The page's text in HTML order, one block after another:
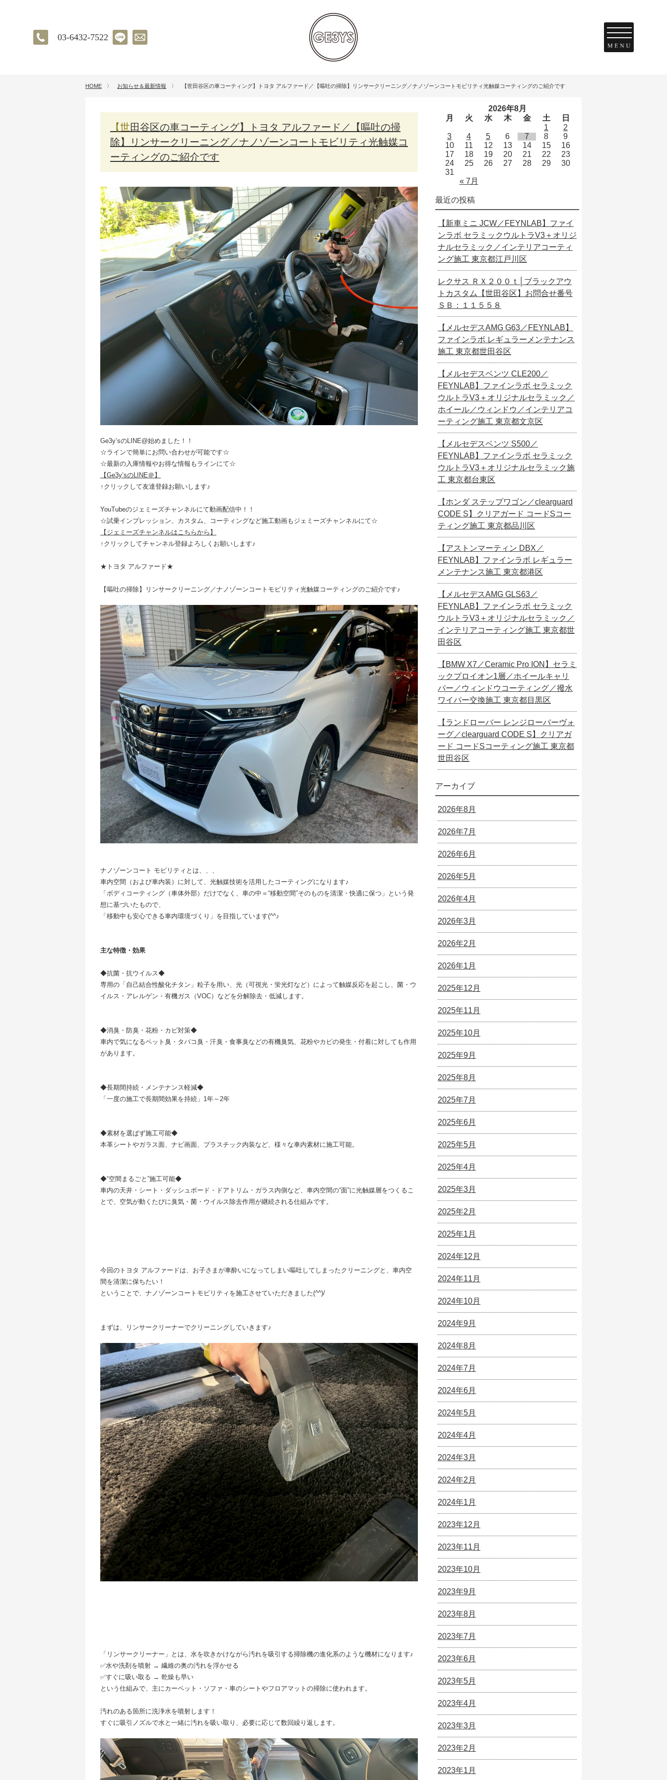
03-6432-7522
HOME 〉 お知らせ＆最新情報 〉 【世田谷区の車コーティング】トヨタ アルファード／【嘔吐の掃除】リンサークリーニング／ナノゾーンコートモビリティ光触媒コーティングのご紹介です
【世田谷区の車コーティング】トヨタ アルファード／【嘔吐の掃
除】リンサークリーニング／ナノゾーンコートモビリティ光触媒コ
ーティングのご紹介です
Ge3y’sのLINE@始めました！！
☆ラインで簡単にお問い合わせが可能です☆
☆最新の入庫情報やお得な情報もラインにて☆
【Ge3y’sのLINE＠】
↑クリックして友達登録お願いします♪
YouTubeのジェミーズチャンネルにて動画配信中！！
☆試乗インプレッション、カスタム、コーティングなど施工動画もジェミーズチャンネルにて☆
【ジェミーズチャンネルはこちらから】
↑クリックしてチャンネル登録よろしくお願いします♪
★トヨタ アルファード★
【嘔吐の掃除】リンサークリーニング／ナノゾーンコートモビリティ光触媒コーティングのご紹介です♪
ナノゾーンコート モビリティとは、、、
車内空間（および車内装）に対して、光触媒技術を活用したコーティングになります♪
「ボディコーティング（車体外部）だけでなく、車の中＝“移動空間”そのものを清潔・快適に保つ」という発
想に基づいたもので、
「移動中も安心できる車内環境づくり」を目指しています(^^♪
主な特徴・効果
◆抗菌・抗ウイルス◆
専用の「自己結合性酸化チタン」粒子を用い、光（可視光・蛍光灯など）によって触媒反応を起こし、菌・ウ
イルス・アレルゲン・有機ガス（VOC）などを分解除去・低減します。
◆消臭・防臭・花粉・カビ対策◆
車内で気になるペット臭・タバコ臭・汗臭・食事臭などの有機臭気、花粉やカビの発生・付着に対しても作用
があります。
◆長期間持続・メンテナンス軽減◆
「一度の施工で長期間効果を持続」1年～2年
◆素材を選ばず施工可能◆
本革シートやガラス面、ナビ画面、プラスチック内装など、様々な車内素材に施工可能。
◆“空間まるごと”施工可能◆
車内の天井・シート・ダッシュボード・ドアトリム・ガラス内側など、車内空間の“面”に光触媒層をつくるこ
とで、空気が動くたびに臭気・菌・ウイルス除去作用が継続される仕組みです。
今回のトヨタ アルファードは、お子さまが車酔いになってしまい嘔吐してしまったクリーニングと、車内空
間を清潔に保ちたい！
ということで、ナノゾーンコートモビリティを施工させていただきました(^^)/
まずは、リンサークリーナーでクリーニングしていきます♪
「リンサークリーナー」とは、水を吹きかけながら汚れを吸引する掃除機の進化系のような機材になります♪
✅水や洗剤を噴射 → 繊維の奥の汚れを浮かせる
✅すぐに吸い取る → 乾燥も早い
という仕組みで、主にカーペット・ソファ・車のシートやフロアマットの掃除に使われます。
汚れのある箇所に洗浄水を噴射します！
すぐに吸引ノズルで水と一緒に汚れを吸い取り、必要に応じて数回繰り返します。
2026年8月
月
火 水 木 金 土 日
« 7月
1
2
3
4 5 6 7 8
9
10
11 12 13 14 15
16
17
18 19 20 21 22
23
24
25 26 27 28 29
30
31
最近の投稿
【新車ミニ JCW／FEYNLAB】ファイ
ンラボ セラミックウルトラV3＋オリジ
ナルセラミック／インテリアコーティ
ング施工 東京都江戸川区
レクサス ＲＸ２００ｔ│ブラックアウ
トカスタム【世田谷区】お問合せ番号
ＳＢ：１１５５８
【メルセデスAMG G63／FEYNLAB】
ファインラボ レギュラーメンテナンス
施工 東京都世田谷区
【メルセデスベンツ CLE200／
FEYNLAB】ファインラボ セラミック
ウルトラV3＋オリジナルセラミック／
ホイール／ウィンドウ／インテリアコ
ーティング施工 東京都文京区
【メルセデスベンツ S500／
FEYNLAB】ファインラボ セラミック
ウルトラV3＋オリジナルセラミック施
工 東京都台東区
【ホンダ ステップワゴン／clearguard
CODE S】クリアガード コードSコー
ティング施工 東京都品川区
【アストンマーティン DBX／
FEYNLAB】ファインラボ レギュラー
メンテナンス施工 東京都港区
【メルセデスAMG GLS63／
FEYNLAB】ファインラボ セラミック
ウルトラV3＋オリジナルセラミック／
インテリアコーティング施工 東京都世
田谷区
【BMW X7／Ceramic Pro ION】セラミ
ックプロイオン1層／ホイールキャリ
パー／ウィンドウコーティング／撥水
ワイパー交換施工 東京都目黒区
【ランドローバー レンジローバーヴォ
ーグ／clearguard CODE S】クリアガ
ード コードSコーティング施工 東京都
世田谷区
アーカイブ
2026年8月
2026年7月
2026年6月
2026年5月
2026年4月
2026年3月
2026年2月
2026年1月
2025年12月
2025年11月
2025年10月
2025年9月
2025年8月
2025年7月
2025年6月
2025年5月
2025年4月
2025年3月
2025年2月
2025年1月
2024年12月
2024年11月
2024年10月
2024年9月
2024年8月
2024年7月
2024年6月
2024年5月
2024年4月
2024年3月
2024年2月
2024年1月
2023年12月
2023年11月
2023年10月
2023年9月
2023年8月
2023年7月
2023年6月
2023年5月
2023年4月
2023年3月
2023年2月
2023年1月